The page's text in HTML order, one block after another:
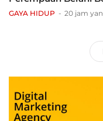
GAYA HIDUP 20 jam